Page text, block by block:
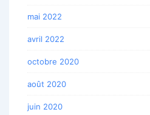
mai 2022
avril 2022
octobre 2020
août 2020
juin 2020